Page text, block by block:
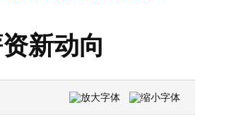
小米17 Max三月登场：2亿像素三摄+8000mAh大电池，影像续航双突破
“中财期货做空白银豪赚”传言引热议 持仓数据揭秘真相几何
新动向